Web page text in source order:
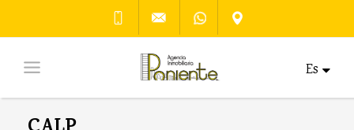
Es